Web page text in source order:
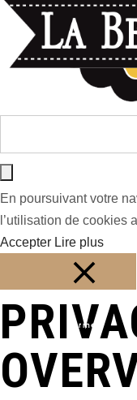
En poursuivant votre
l’utilisation de cookies
Accepter Lire plus
Fermer